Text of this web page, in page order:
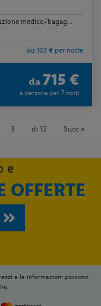
medico/bagag...
da 103 € per notte
da 715 €
a persona per 7 notti
3 di 12 Succ »
e
e le informazioni possono